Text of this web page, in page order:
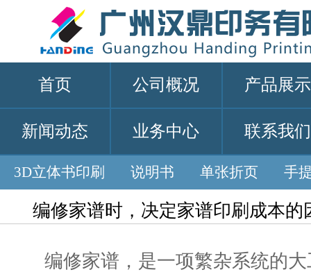
首页 公司概况 产品展示
新闻动态 业务中心 联系我们
3D立体书印刷 说明书 单张折页 手
编修家谱时，决定家谱印刷成本的
编修家谱，是一项繁杂系统的大